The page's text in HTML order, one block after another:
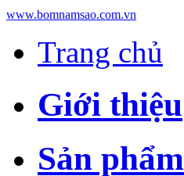
www.bomnamsao.com.vn
Trang chủ
Giới thiệu
Sản phẩm